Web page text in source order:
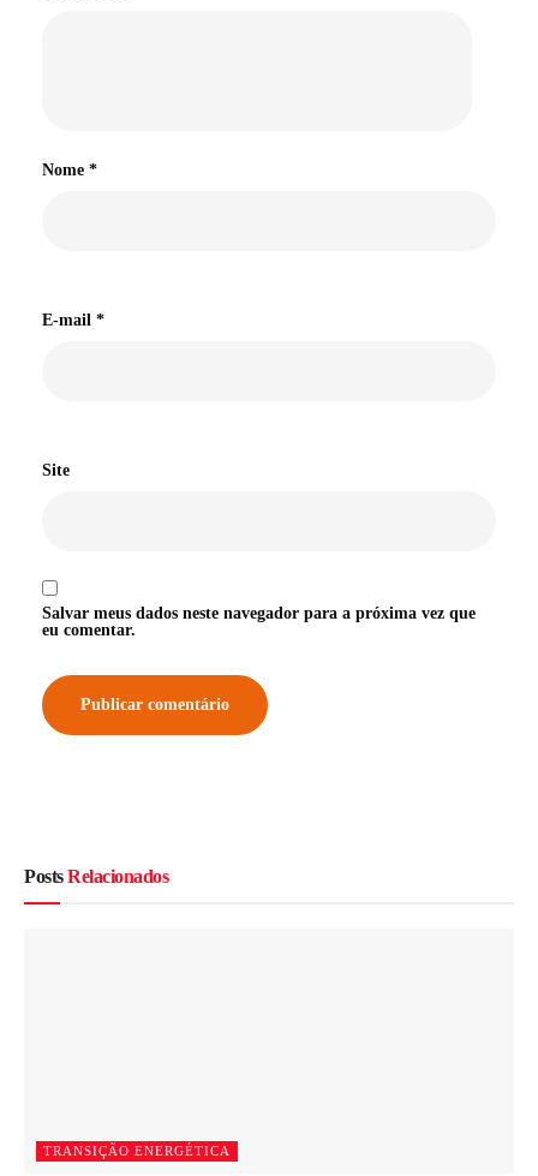
Nome *
E-mail *
Site
Salvar meus dados neste navegador para a próxima vez que
eu comentar.
PostsRelacionados
TRANSIÇÃO ENERGÉTICA